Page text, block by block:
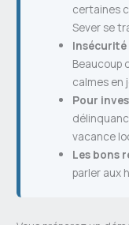
certaines
Sever se
Insécurité
Beaucoup
calmes en
Pour
vacance
Les bons
parler aux